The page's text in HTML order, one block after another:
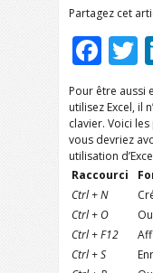
Partagez cet
Pour être aussi
utilisez Excel, il
clavier. Voici
vous devriez
utilisation
Raccourci
Ctrl + N
Ctrl + O
Ctrl + F12
Ctrl + S